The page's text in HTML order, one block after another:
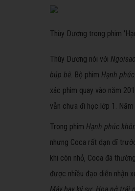
Thùy Dương trong phim
Thùy Dương nói với
búp bê. Bộ phim Hạnh
xác phim quay vào năm
vẫn chưa đi học lớp 1.
Trong phim Hạnh phúc
nhưng Coca rất dạn dĩ
khi còn nhỏ, Coca đã
được nhiều đạo diễn nhận